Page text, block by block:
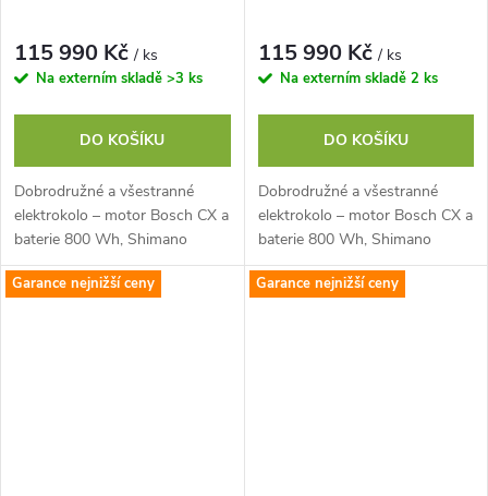
115 990 Kč/ ks
Na externím skladě >3 ks
DO KOŠÍKU
Dobrodružné a všestranné
elektrokolo – motor Bosch CX a
baterie 800 Wh, Shimano
CUES U6000, vidlice SR
Suntour Zeron 36-X
115 990 Kč/ ks
Na externím skladě 2 ks
DO KOŠÍKU
Dobrodružné a všestranné
elektrokolo – motor Bosch CX a
baterie 800 Wh, Shimano
CUES U6000, vidlice SR
Suntour Zeron 36-X
Garance nejnižší ceny Garance nejnižší ceny